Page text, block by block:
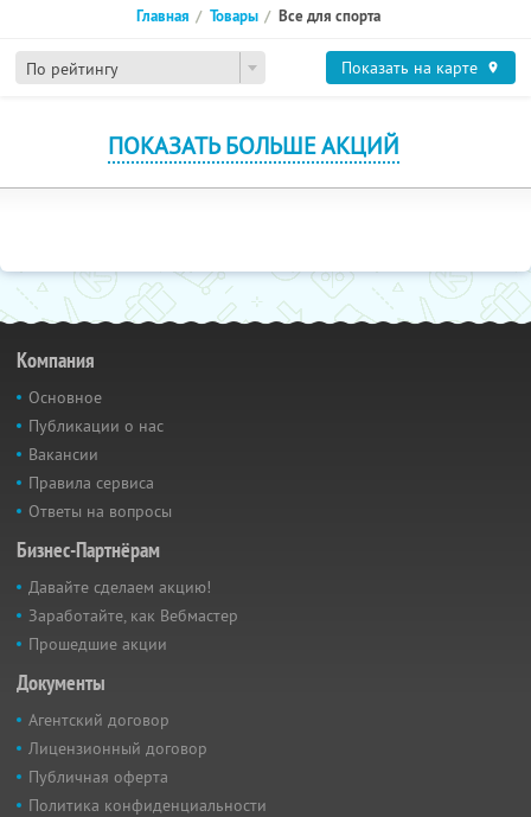
По рейтингу
Главная Товары Все для спорта
Показать на карте
ПОКАЗАТЬ БОЛЬШЕ АКЦИЙ
Компания
Основное
Публикации о нас
Вакансии
Правила сервиса
Ответы на вопросы
Бизнес-Партнёрам
Давайте сделаем акцию!
Заработайте, как Вебмастер
Прошедшие акции
Документы
Агентский договор
Лицензионный договор
Публичная оферта
Политика конфиденциальности